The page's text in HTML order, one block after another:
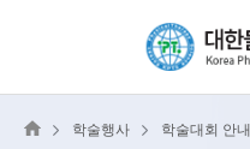
학술행사 학술대회 안내